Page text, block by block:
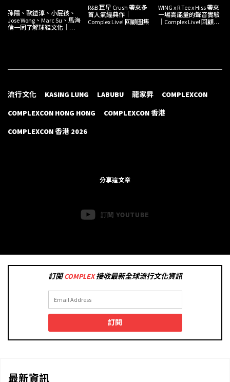
孫陽、歐鎧淳、小屁孩、
Jose Wong、Marc Su、馬海
倫一同了解球鞋文化｜
R&B 巨星 Crush 帶來多
首人氣經典作｜
Complex Live! 回顧圖集
WING x R.Tee x Hiss 帶來
一場高能量的聲音實驗
｜Complex Live! 回顧圖
流行文化 KASING LUNG LABUBU 龍家昇 COMPLEXCON
COMPLEXCON HONG HONG COMPLEXCON 香港
COMPLEXCON 香港 2026
分享這文章
訂閱 YOUTUBE
最新資訊
訂閱COMPLEX接收最新全球流行文化資訊
訂閱